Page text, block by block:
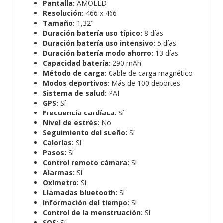
Pantalla: AMOLED
Resolución: 466 x 466
Tamaño: 1,32"
Duración batería uso típico: 8 días
Duración batería uso intensivo: 5 días
Duración batería modo ahorro: 13 días
Capacidad batería: 290 mAh
Método de carga: Cable de carga magnético
Modos deportivos: Más de 100 deportes
Sistema de salud: PAI
GPS: Sí
Frecuencia cardíaca: Sí
Nivel de estrés: No
Seguimiento del sueño: Sí
Calorías: Sí
Pasos: Sí
Control remoto cámara: Sí
Alarmas: Sí
Oxímetro: Sí
Llamadas bluetooth: Sí
Información del tiempo: Sí
Control de la menstruación: Sí